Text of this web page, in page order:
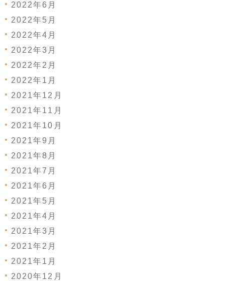
2022年6月
2022年5月
2022年4月
2022年3月
2022年2月
2022年1月
2021年12月
2021年11月
2021年10月
2021年9月
2021年8月
2021年7月
2021年6月
2021年5月
2021年4月
2021年3月
2021年2月
2021年1月
2020年12月